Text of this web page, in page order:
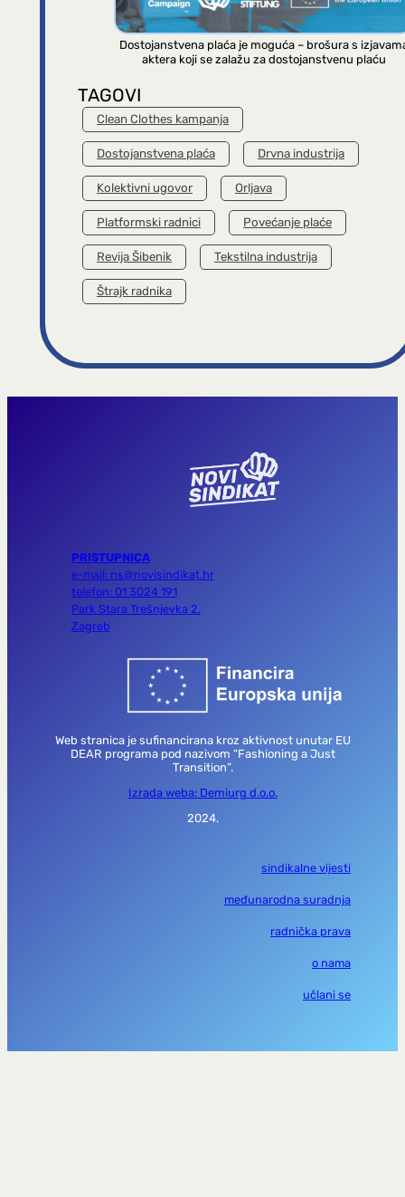
Dostojanstvena plaća je moguća – brošura s
aktera koji se zalažu za dostojanstvenu plaću
TAGOVI
Clean Clothes kampanja
Dostojanstvena plaća Drvna industrija
Kolektivni ugovor Orljava
Platformski radnici Povećanje plaće
Revija Šibenik Tekstilna industrija
Štrajk radnika
PRISTUPNICA
e-mail: ns@novisindikat.hr
telefon: 01 3024 191
Park Stara Trešnjevka 2,
Zagreb
Web stranica je sufinancirana kroz aktivnost unutar EU
DEAR programa pod nazivom “Fashioning a Just
Transition”.
Izrada weba: Demiurg d.o.o.
2024.
sindikalne vijesti
međunarodna suradnja
radnička prava
o nama
učlani se